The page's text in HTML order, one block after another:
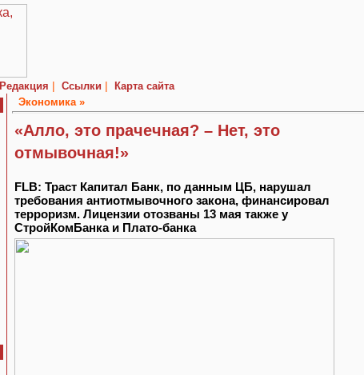
Редакция | Ссылки |
Карта сайта
Экономика »
«Алло, это прачечная? – Нет, это
отмывочная!»
FLB: Траст Капитал Банк, по данным ЦБ, нарушал
требования антиотмывочного закона, финансировал
терроризм. Лицензии отозваны 13 мая также у
СтройКомБанка и Плато-банка